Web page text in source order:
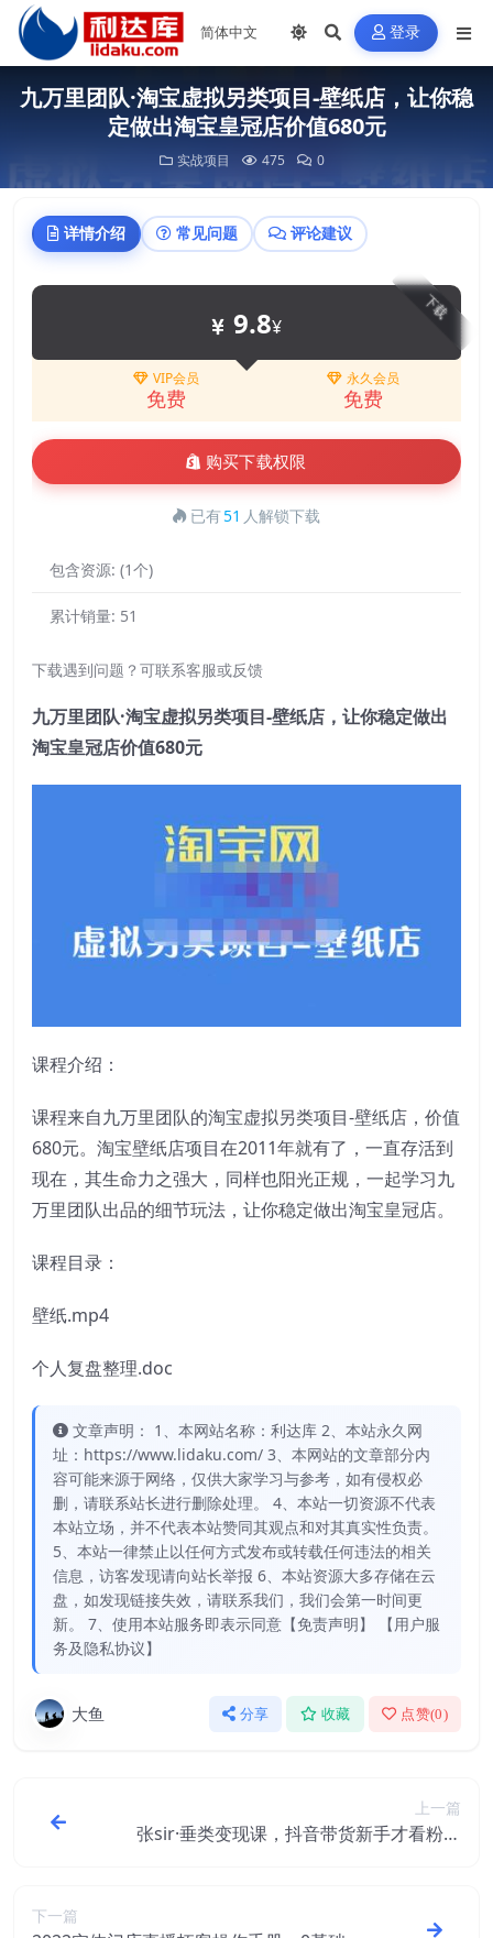
登录
九万里团队·淘宝虚拟另类项目-壁纸店，让你稳
定做出淘宝皇冠店价值680元
实战项目 475 0
详情介绍 常见问题 评论建议
下载
9.8¥
VIP会员
免费
永久会员
免费
购买下载权限
已有51 人解锁下载
包含资源: (1个)
累计销量: 51
下载遇到问题？可联系客服或反馈
九万里团队·淘宝虚拟另类项目-壁纸店，让你稳定做出
淘宝皇冠店价值680元
课程介绍：
课程来自九万里团队的淘宝虚拟另类项目-壁纸店，价值
680元。淘宝壁纸店项目在2011年就有了，一直存活到
现在，其生命力之强大，同样也阳光正规，一起学习九
万里团队出品的细节玩法，让你稳定做出淘宝皇冠店。
课程目录：
壁纸.mp4
个人复盘整理.doc
文章声明： 1、本网站名称：利达库 2、本站永久网
址：https://www.lidaku.com/ 3、本网站的文章部分内
容可能来源于网络，仅供大家学习与参考，如有侵权必
删，请联系站长进行删除处理。 4、本站一切资源不代表
本站立场，并不代表本站赞同其观点和对其真实性负责。
5、本站一律禁止以任何方式发布或转载任何违法的相关
信息，访客发现请向站长举报 6、本站资源大多存储在云
盘，如发现链接失效，请联系我们，我们会第一时间更
新。 7、使用本站服务即表示同意【免责声明】 【用户服
务及隐私协议】
大鱼 分享 收藏 点赞(0)
上一篇
张sir·垂类变现课，抖音带货新手才看粉丝
下一篇